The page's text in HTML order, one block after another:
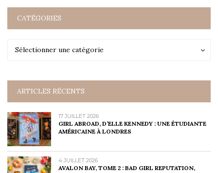
CATÉGORIES
Sélectionner une catégorie
Catégories
ARTICLES RÉCENTS
17 JUILLET 2026
GIRL ABROAD, D’ELLE KENNEDY : UNE ÉTUDIANTE
AMÉRICAINE À LONDRES
4 JUILLET 2026
AVALON BAY, TOME 2 : BAD GIRL REPUTATION,